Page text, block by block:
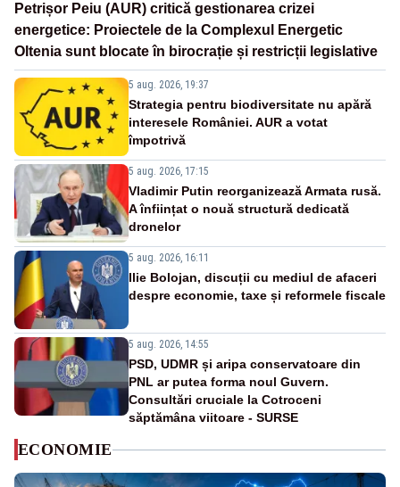
Petrișor Peiu (AUR) critică gestionarea crizei
energetice: Proiectele de la Complexul Energetic
Oltenia sunt blocate în birocrație și restricții legislative
5 aug. 2026, 19:37
Strategia pentru biodiversitate nu apără
interesele României. AUR a votat
împotrivă
5 aug. 2026, 17:15
Vladimir Putin reorganizează Armata rusă.
A înființat o nouă structură dedicată
dronelor
5 aug. 2026, 16:11
Ilie Bolojan, discuții cu mediul de afaceri
despre economie, taxe și reformele fiscale
5 aug. 2026, 14:55
PSD, UDMR și aripa conservatoare din
PNL ar putea forma noul Guvern.
Consultări cruciale la Cotroceni
săptămâna viitoare - SURSE
ECONOMIE